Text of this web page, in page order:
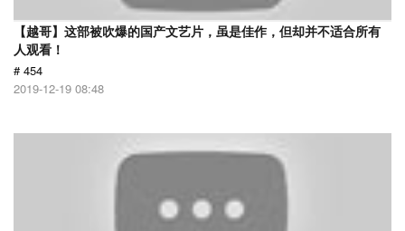
【越哥】这部被吹爆的国产文艺片，虽是佳作，但却并不适合所有
人观看！
# 454
2019-12-19 08:48